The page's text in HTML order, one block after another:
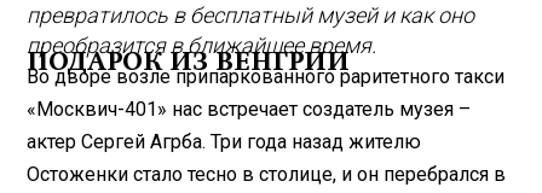
превратилось в бесплатный музей и как оно
преобразится в ближайшее время.
ПОДАРОК ИЗ ВЕНГРИИ
Во дворе возле припаркованного раритетного такси
«Москвич-401» нас встречает создатель музея –
актер Сергей Агрба. Три года назад жителю
Остоженки стало тесно в столице, и он перебрался в